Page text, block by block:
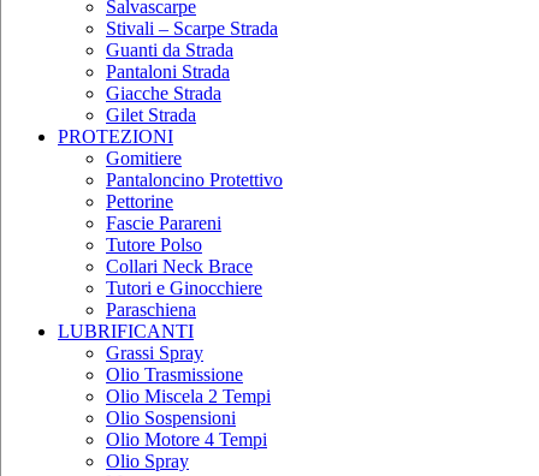
Salvascarpe
Stivali – Scarpe Strada
Guanti da Strada
Pantaloni Strada
Giacche Strada
Gilet Strada
PROTEZIONI
Gomitiere
Pantaloncino Protettivo
Pettorine
Fascie Parareni
Tutore Polso
Collari Neck Brace
Tutori e Ginocchiere
Paraschiena
LUBRIFICANTI
Grassi Spray
Olio Trasmissione
Olio Miscela 2 Tempi
Olio Sospensioni
Olio Motore 4 Tempi
Olio Spray